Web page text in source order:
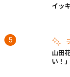
イッ
山田
い！